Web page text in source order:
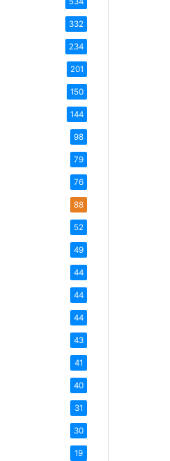
332
234
201
150
144
98
79
76
88
52
49
44
44
44
43
41
40
31
30
19